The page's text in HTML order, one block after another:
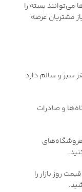
پسته را
مشتریان عرضه
سبز و سالم دارد
و صادرات
فروشگاه‌های
روز بازار را